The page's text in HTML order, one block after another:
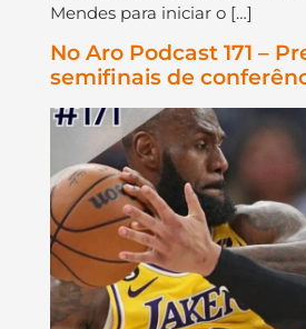
Mendes para iniciar o […]
No Aro Podcast 171 –
semifinais de